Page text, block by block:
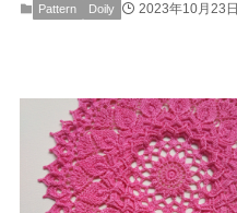
Pattern Doily 2023年10月23日